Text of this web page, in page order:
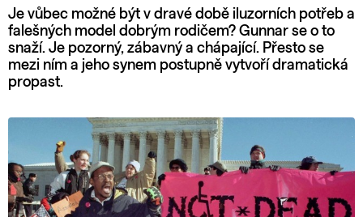
Je vůbec možné být v dravé době iluzorních potřeb a
falešných model dobrým rodičem? Gunnar se o to
snaží. Je pozorný, zábavný a chápající. Přesto se
mezi ním a jeho synem postupně vytvoří dramatická
propast.